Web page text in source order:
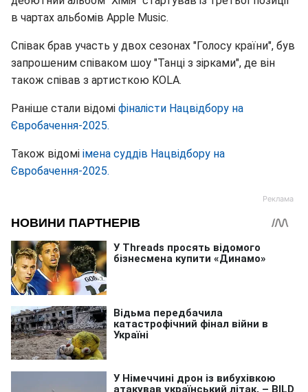
в чартах альбомів Apple Music.
Співак брав участь у двох сезонах "Голосу країни", був
запрошеним співаком шоу "Танці з зірками", де він
також співав з артисткою KOLA.
Раніше стали відомі фіналісти Нацвідбору на
Євробачення-2025.
Також відомі імена суддів Нацвідбору на
Євробачення-2025.